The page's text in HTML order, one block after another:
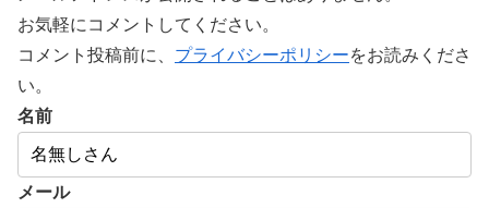
お気軽にコメントしてください。
コメント投稿前に、 プライバシーポリシーをお読みくださ
い。
名前
メール